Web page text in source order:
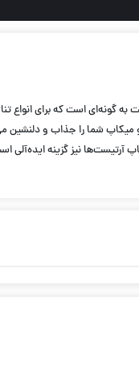
تنوع رنگ‌های این پالت به گونه‌ای
شما را جذاب و دلنشین
آرتیست‌ها نیز گزینه ایده‌آلی